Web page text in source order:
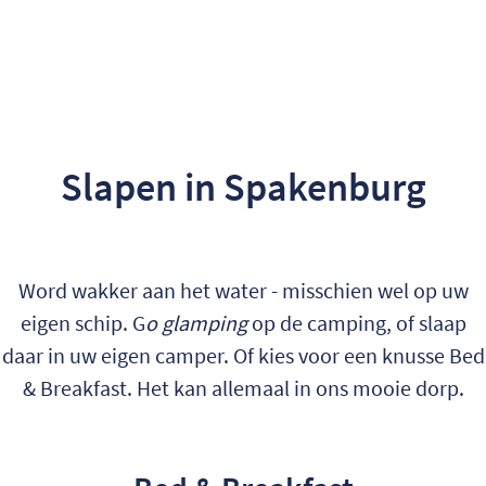
Slapen in Spakenburg
Word wakker aan het water - misschien wel op uw
eigen schip. Go glampingop de camping, of slaap
daar in uw eigen camper. Of kies voor een knusse Bed
& Breakfast. Het kan allemaal in ons mooie dorp.